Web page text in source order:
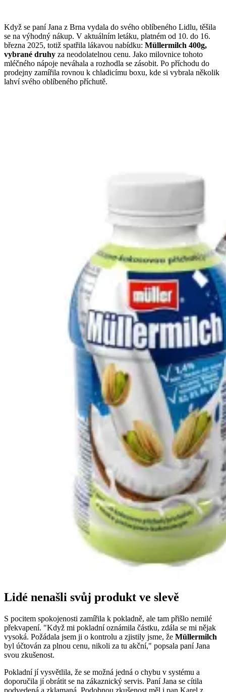
Když se paní Jana z Brna vydala do svého oblíbeného Lidlu, těšila
se na výhodný nákup. V aktuálním letáku, platném od 10. do 16.
března 2025, totiž spatřila lákavou nabídku: Müllermilch 400g,
vybrané druhy za neodolatelnou cenu. Jako milovnice tohoto
mléčného nápoje neváhala a rozhodla se zásobit. Po příchodu do
prodejny zamířila rovnou k chladicímu boxu, kde si vybrala několik
lahví svého oblíbeného příchutě.
Lidé nenašli svůj produkt ve slevě
S pocitem spokojenosti zamířila k pokladně, ale tam přišlo nemilé
překvapení.​ "Když mi pokladní oznámila částku, zdála se mi nějak
vysoká. Požádala jsem ji o kontrolu a zjistily jsme, že Müllermilch
byl účtován za plnou cenu, nikoli za tu akční," popsala paní Jana
svou zkušenost.
Pokladní jí vysvětlila, že se možná jedná o chybu v systému a
doporučila jí obrátit se na zákaznický servis. Paní Jana se cítila
podvedená a zklamaná. Podobnou zkušenost měl i pan Karel z